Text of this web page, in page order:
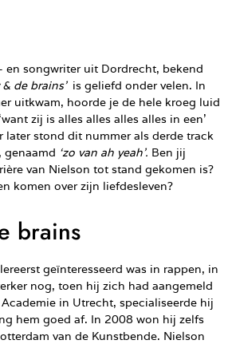
en songwriter uit Dordrecht, bekend
de brains’is geliefd onder velen. In
uitkwam, hoorde je de hele kroeg luid
zij is alles alles alles alles in een’
later stond dit nummer als derde track
‘zo van ah yeah’. Ben jij
van Nielson tot stand gekomen is?
komen over zijn liefdesleven?
brains
geïnteresseerd was in rappen, in
nog, toen hij zich had aangemeld
in Utrecht, specialiseerde hij
hem goed af. In 2008 won hij zelfs
van de Kunstbende. Nielson